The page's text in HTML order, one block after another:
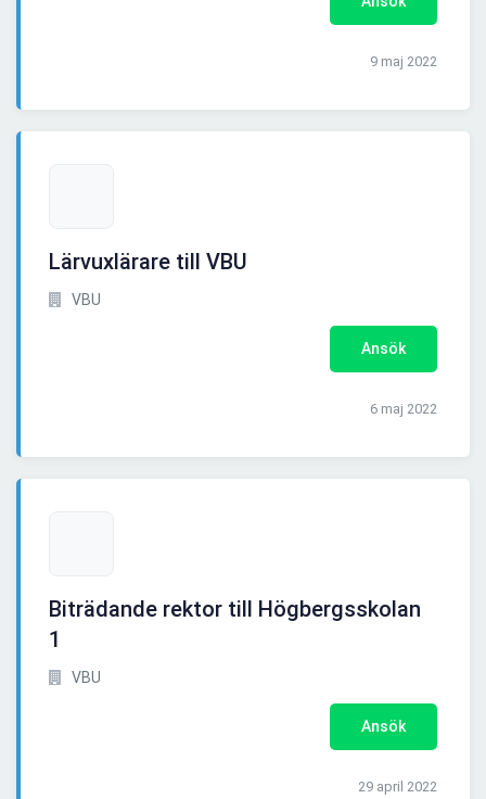
9 maj 2022
Lärvuxlärare till VBU
VBU
Ansök
6 maj 2022
Biträdande rektor till Högbergsskolan
1
VBU
Ansök
29 april 2022